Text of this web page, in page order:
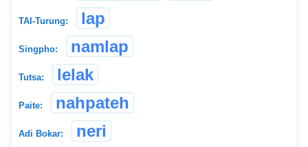
TAI-Turung: lap
Singpho: namlap
Tutsa: lelak
Paite: nahpateh
Adi Bokar: neri